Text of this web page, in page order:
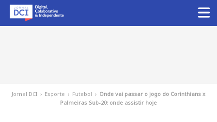
Jornal DCI › Esporte › Futebol › Onde vai passar o jogo do Corinthians x
Palmeiras Sub-20: onde assistir hoje